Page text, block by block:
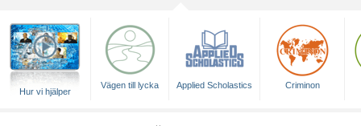
Hur vi hjälper
Vägen till lycka Applied Scholastics Criminon